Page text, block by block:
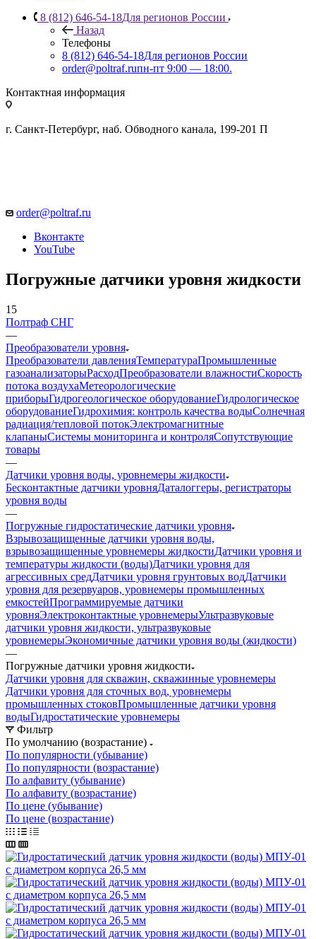
8 (812) 646-54-18Для регионов России
Назад
Телефоны
8 (812) 646-54-18Для регионов России
order@poltraf.ruпн-пт 9:00 — 18:00.
Контактная информация
г. Санкт-Петербург, наб. Обводного канала, 199-201 П
order@poltraf.ru
Вконтакте
YouTube
Погружные датчики уровня жидкости
15
Полтраф СНГ
—
Преобразователи уровня
Преобразователи давленияТемператураПромышленные
газоанализаторыРасходПреобразователи влажностиСкорость
потока воздухаМетеорологические
приборыГидрогеологическое оборудованиеГидрологическое
оборудованиеГидрохимия: контроль качества водыСолнечная
радиация/тепловой потокЭлектромагнитные
клапаныСистемы мониторинга и контроляСопутствующие
товары
—
Датчики уровня воды, уровнемеры жидкости
Бесконтактные датчики уровняДаталоггеры, регистраторы
уровня воды
—
Погружные гидростатические датчики уровня
Взрывозащищенные датчики уровня воды,
взрывозащищенные уровнемеры жидкостиДатчики уровня и
температуры жидкости (воды)Датчики уровня для
агрессивных средДатчики уровня грунтовых водДатчики
уровня для резервуаров, уровнемеры промышленных
емкостейПрограммируемые датчики
уровняЭлектроконтактные уровнемерыУльтразвуковые
датчики уровня жидкости, ультразвуковые
уровнемерыЭкономичные датчики уровня воды (жидкости)
—
Погружные датчики уровня жидкости
Датчики уровня для скважин, скважинные уровнемеры
Датчики уровня для сточных вод, уровнемеры
промышленных стоковПромышленные датчики уровня
водыГидростатические уровнемеры
Фильтр
По умолчанию (возрастание)
По популярности (убывание)
По популярности (возрастание)
По алфавиту (убывание)
По алфавиту (возрастание)
По цене (убывание)
По цене (возрастание)